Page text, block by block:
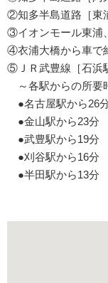
②知多半島道路［東
③イオンモール東浦
④衣浦大橋から車で
⑤ＪＲ武豊線［石浜
～各駅からの所要
●名古屋駅から26
●金山駅から23分
●武豊駅から19分
●刈谷駅から16分
●半田駅から13分